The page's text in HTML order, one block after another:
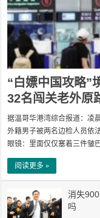
“白嫖中国攻略”
32名闯关老外原
据温哥华港湾综合报道：凌
外籍男子被两名边检人员依
眼镜：里面仅仅塞着三件皱
阅读更多 »
消失
吗